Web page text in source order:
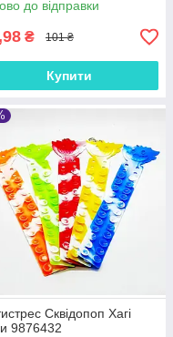
12-02U
до відправки
₴ 101 ₴
Купити
Сквідопоп Хагі
9876432